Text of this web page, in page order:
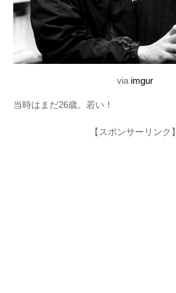
via imgur
当時はまだ26歳。若い！
【スポンサーリンク】